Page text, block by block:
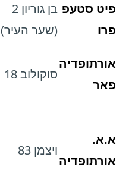
פיט סטעפ
פרו
בן גוריון 2
(שער העיר)
אורתופדיה
פאר
סוקולוב 18
א.א.
אורתופדיה
ויצמן 83